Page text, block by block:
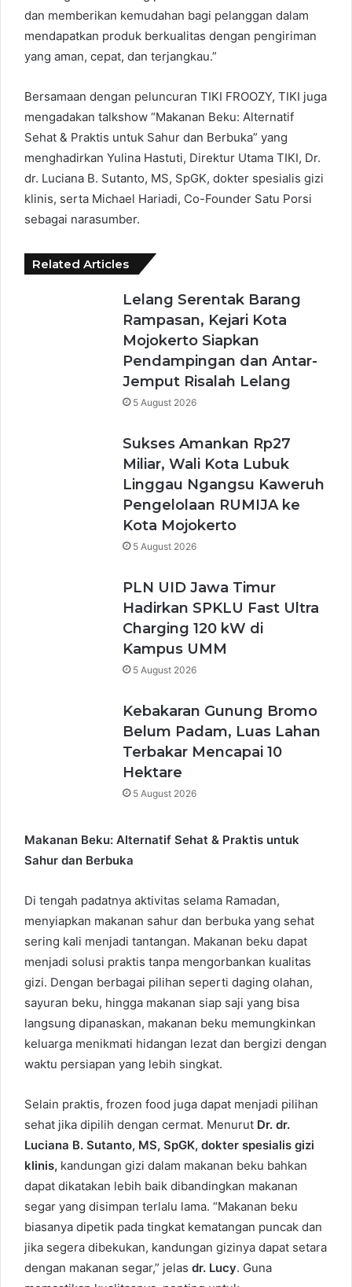
dan memberikan kemudahan bagi pelanggan dalam
mendapatkan produk berkualitas dengan pengiriman
yang aman, cepat, dan terjangkau.”
Bersamaan dengan peluncuran TIKI FROOZY, TIKI juga
mengadakan talkshow “Makanan Beku: Alternatif
Sehat & Praktis untuk Sahur dan Berbuka” yang
menghadirkan Yulina Hastuti, Direktur Utama TIKI, Dr.
dr. Luciana B. Sutanto, MS, SpGK, dokter spesialis gizi
klinis, serta Michael Hariadi, Co-Founder Satu Porsi
sebagai narasumber.
Related Articles
Lelang Serentak Barang
Rampasan, Kejari Kota
Mojokerto Siapkan
Pendampingan dan Antar-
Jemput Risalah Lelang
5 August 2026
Sukses Amankan Rp27
Miliar, Wali Kota Lubuk
Linggau Ngangsu Kaweruh
Pengelolaan RUMIJA ke
Kota Mojokerto
5 August 2026
PLN UID Jawa Timur
Hadirkan SPKLU Fast Ultra
Charging 120 kW di
Kampus UMM
5 August 2026
Kebakaran Gunung Bromo
Belum Padam, Luas Lahan
Terbakar Mencapai 10
Hektare
5 August 2026
Makanan Beku: Alternatif Sehat & Praktis untuk
Sahur dan Berbuka
Di tengah padatnya aktivitas selama Ramadan,
menyiapkan makanan sahur dan berbuka yang sehat
sering kali menjadi tantangan. Makanan beku dapat
menjadi solusi praktis tanpa mengorbankan kualitas
gizi. Dengan berbagai pilihan seperti daging olahan,
sayuran beku, hingga makanan siap saji yang bisa
langsung dipanaskan, makanan beku memungkinkan
keluarga menikmati hidangan lezat dan bergizi dengan
waktu persiapan yang lebih singkat.
Selain praktis, frozen food juga dapat menjadi pilihan
sehat jika dipilih dengan cermat. Menurut Dr. dr.
Luciana B. Sutanto, MS, SpGK, dokter spesialis gizi
klinis, kandungan gizi dalam makanan beku bahkan
dapat dikatakan lebih baik dibandingkan makanan
segar yang disimpan terlalu lama. “Makanan beku
biasanya dipetik pada tingkat kematangan puncak dan
jika segera dibekukan, kandungan gizinya dapat setara
dengan makanan segar,” jelas dr. Lucy. Guna